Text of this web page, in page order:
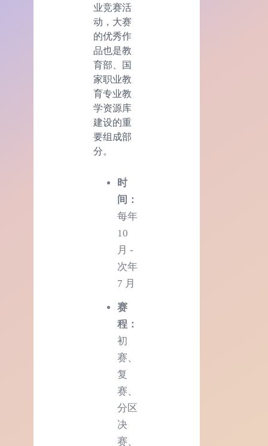
业竞赛活
动，大赛
的优秀作
品也是教
育部、国
家职业教
育专业教
学资源库
建设的重
要组成部
分。
时
间：
每年
10
月 -
次年
7 月
赛
程：
初
赛、
复
赛、
分区
决
赛、